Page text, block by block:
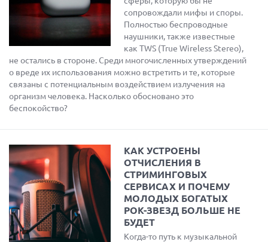
сопровождали мифы и споры.
Полностью беспроводные
наушники, также известные
как TWS (True Wireless Stereo),
не остались в стороне. Среди многочисленных утверждений
о вреде их использования можно встретить и те, которые
связаны с потенциальным воздействием излучения на
организм человека. Насколько обосновано это
беспокойство?
КАК УСТРОЕНЫ
ОТЧИСЛЕНИЯ В
СТРИМИНГОВЫХ
СЕРВИСАХ И ПОЧЕМУ
МОЛОДЫХ БОГАТЫХ
РОК-ЗВЕЗД БОЛЬШЕ НЕ
БУДЕТ
Когда-то путь к музыкальной